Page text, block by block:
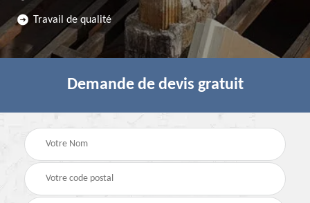
Travail de qualité
Demande de devis gratuit